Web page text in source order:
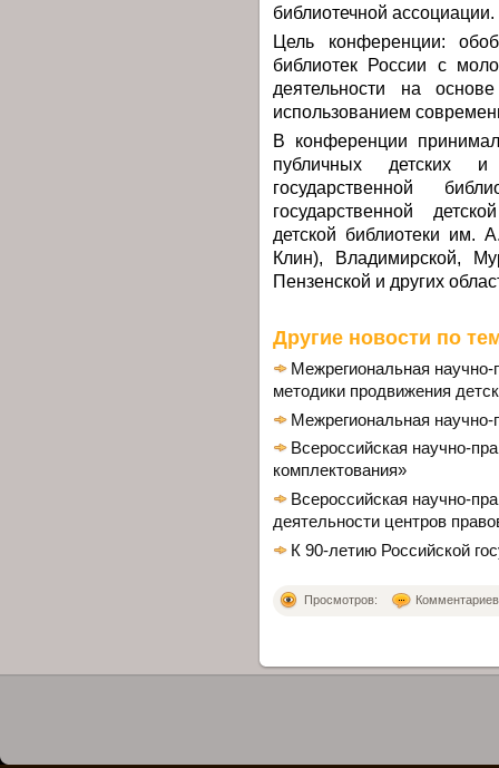
библиотечной ассоциации.
Цель конференции:
библиотек России с
деятельности на
использованием
В конференции
публичных детских и
государственной
государственной
детской библиотеки им.
Клин), Владимирской,
Пензенской и других
Другие новости по
Межрегиональная
методики продвижения
Межрегиональная
Всероссийская научно-
комплектования»
Всероссийская научно-
деятельности центров
К 90-летию Российской
Просмотров: